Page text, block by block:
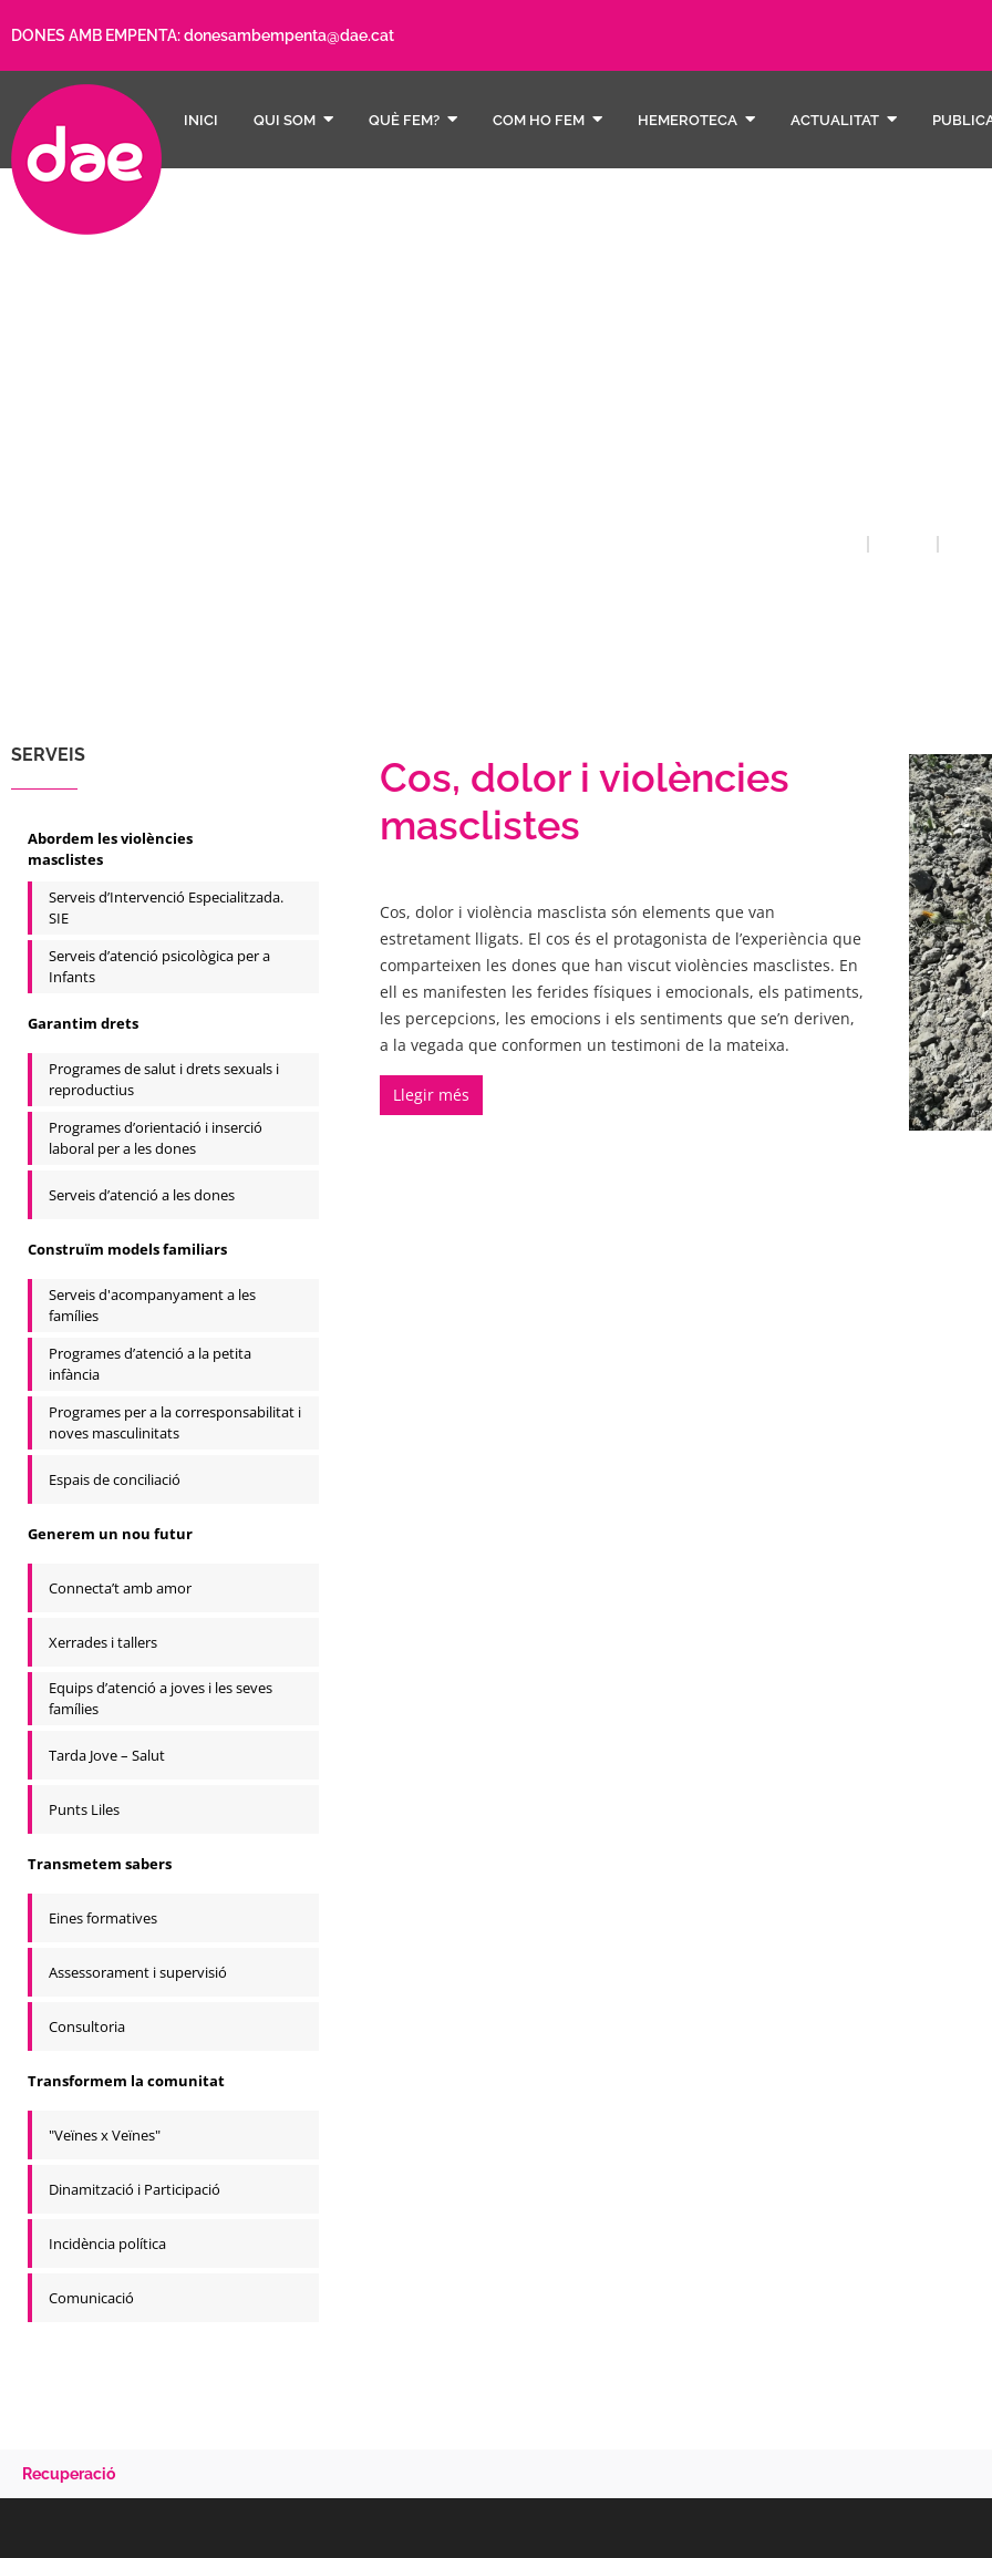
DONES AMB EMPENTA:donesambempenta@dae.cat
INICI QUI SOM QUÈ FEM? COM HO FEM HEMEROTECA ACTUALITAT
SERVEIS
Abordem les violències
masclistes
Serveis d’Intervenció Especialitzada.
SIE
Serveis d’atenció psicològica per a
Infants
Garantim drets
Programes de salut i drets sexuals i
reproductius
Programes d’orientació i inserció
laboral per a les dones
Serveis d’atenció a les dones
Construïm models familiars
Serveis d'acompanyament a les
famílies
Programes d’atenció a la petita
infància
Programes per a la corresponsabilitat i
noves masculinitats
Espais de conciliació
Generem un nou futur
Connecta’t amb amor
Xerrades i tallers
Equips d’atenció a joves i les seves
famílies
Tarda Jove – Salut
Punts Liles
Transmetem sabers
Eines formatives
Assessorament i supervisió
Consultoria
Transformem la comunitat
"Veïnes x Veïnes"
Dinamització i Participació
Incidència política
Comunicació
Cos, dolor i violències
masclistes
Cos, dolor i violència masclista són elements que van
estretament lligats. El cos és el protagonista de l’experiència que
comparteixen les dones que han viscut violències masclistes. En
ell es manifesten les ferides físiques i emocionals, els patiments,
les percepcions, les emocions i els sentiments que se’n deriven,
a la vegada que conformen un testimoni de la mateixa.
Llegir més
Recuperació